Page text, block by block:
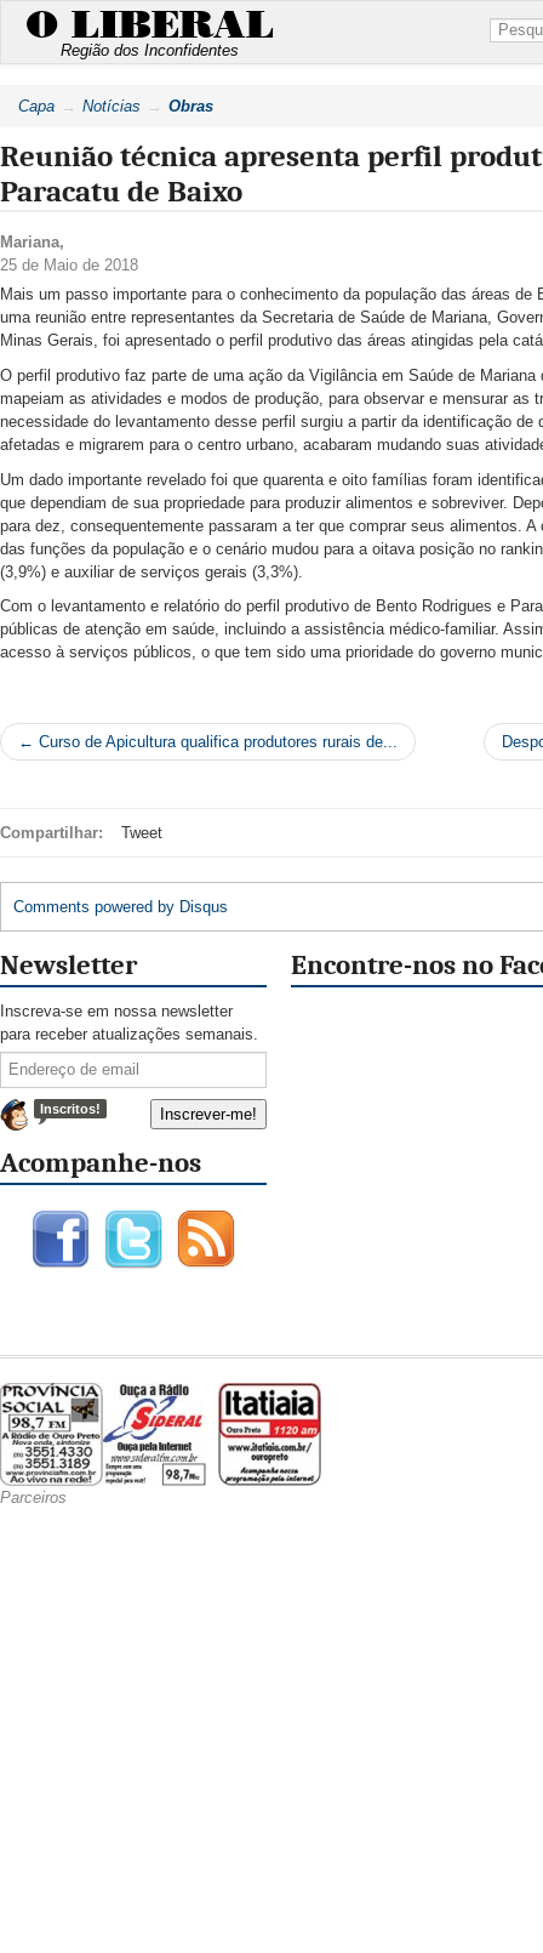
O LIBERAL
Região dos Inconfidentes
Capa Notícias Obras
Reunião técnica apresenta perfil
Paracatu de Baixo
Mariana,
25 de Maio de 2018
Mais um passo importante para o conhecimento da população das áreas
uma reunião entre representantes da Secretaria de Saúde de Mariana,
Minas Gerais, foi apresentado o perfil produtivo das áreas atingidas pela
O perfil produtivo faz parte de uma ação da Vigilância em Saúde de
mapeiam as atividades e modos de produção, para observar e mensurar as
necessidade do levantamento desse perfil surgiu a partir da identificação
afetadas e migrarem para o centro urbano, acabaram mudando suas
Um dado importante revelado foi que quarenta e oito famílias foram
que dependiam de sua propriedade para produzir alimentos e sobreviver.
para dez, consequentemente passaram a ter que comprar seus alimentos.
das funções da população e o cenário mudou para a oitava posição no
(3,9%) e auxiliar de serviços gerais (3,3%).
Com o levantamento e relatório do perfil produtivo de Bento Rodrigues e
públicas de atenção em saúde, incluindo a assistência médico-familiar.
acesso à serviços públicos, o que tem sido uma prioridade do governo
← Curso de Apicultura qualifica produtores rurais de...
Compartilhar: Tweet
Comments powered by Disqus
Newsletter
Inscreva-se em nossa newsletter
para receber atualizações semanais.
Inscritos!
Acompanhe-nos
Encontre-nos no
Parceiros